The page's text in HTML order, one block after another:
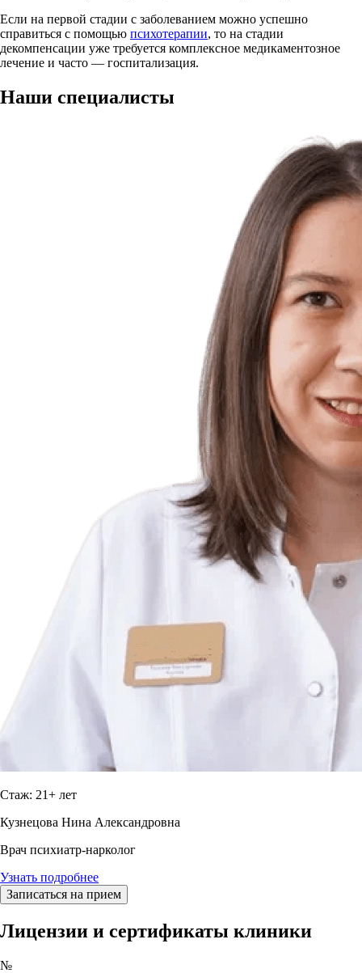
Если на первой стадии с заболеванием можно успешно
справиться с помощью психотерапии, то на стадии
декомпенсации уже требуется комплексное медикаментозное
лечение и часто — госпитализация.
Наши специалисты
Стаж: 21+ лет
Кузнецова Нина Александровна
Врач психиатр-нарколог
Узнать подробнее
Записаться на прием
Лицензии и сертификаты клиники
№